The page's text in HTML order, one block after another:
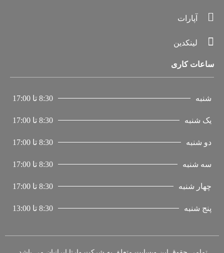
آپارات
لینکدین
ساعات کاری
شنبه 8:30 تا 17:00
یک شنبه 8:30 تا 17:00
دو شنبه 8:30 تا 17:00
سه شنبه 8:30 تا 17:00
چهار شنبه 8:30 تا 17:00
پنج شنبه 8:30 تا 13:00